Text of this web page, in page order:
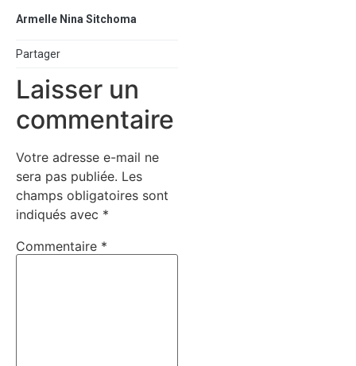
Armelle Nina Sitchoma
Partager
Laisser un
commentaire
Votre adresse e-mail ne
sera pas publiée. Les
champs obligatoires sont
indiqués avec *
Commentaire *